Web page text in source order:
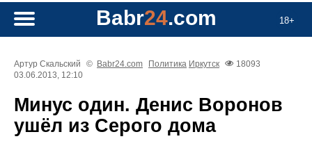
18+
Babr24.com
Артур Скальский © Babr24.com Политика Иркутск
18093
03.06.2013, 12:10
Минус один. Денис Воронов
ушёл из Серого дома